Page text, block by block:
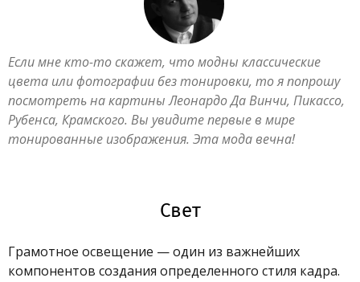
Если мне кто-то скажет, что модны классические
цвета или фотографии без тонировки, то я попрошу
посмотреть на картины Леонардо Да Винчи, Пикассо,
Рубенса, Крамского. Вы увидите первые в мире
тонированные изображения. Эта мода вечна!
Свет
Грамотное освещение — один из важнейших
компонентов создания определенного стиля кадра.